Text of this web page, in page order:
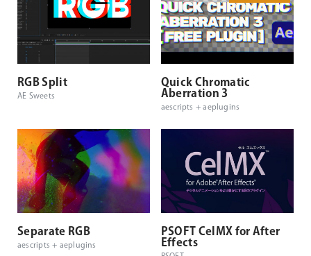
RGB Split
AE Sweets
Quick Chromatic
Aberration 3
aescripts + aeplugins
Separate RGB
aescripts + aeplugins
PSOFT CelMX for After
Effects